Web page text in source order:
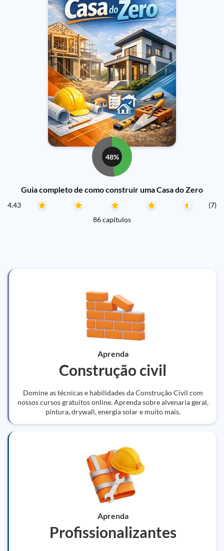
48%
Guia completo de como construir uma Casa do Zero
4.43
(7)
86 capítulos
Aprenda
Construção civil
Domine as técnicas e habilidades da Construção Civil com
nossos cursos gratuitos online. Aprenda sobre alvenaria geral,
pintura, drywall, energia solar e muito mais.
Aprenda
Profissionalizantes